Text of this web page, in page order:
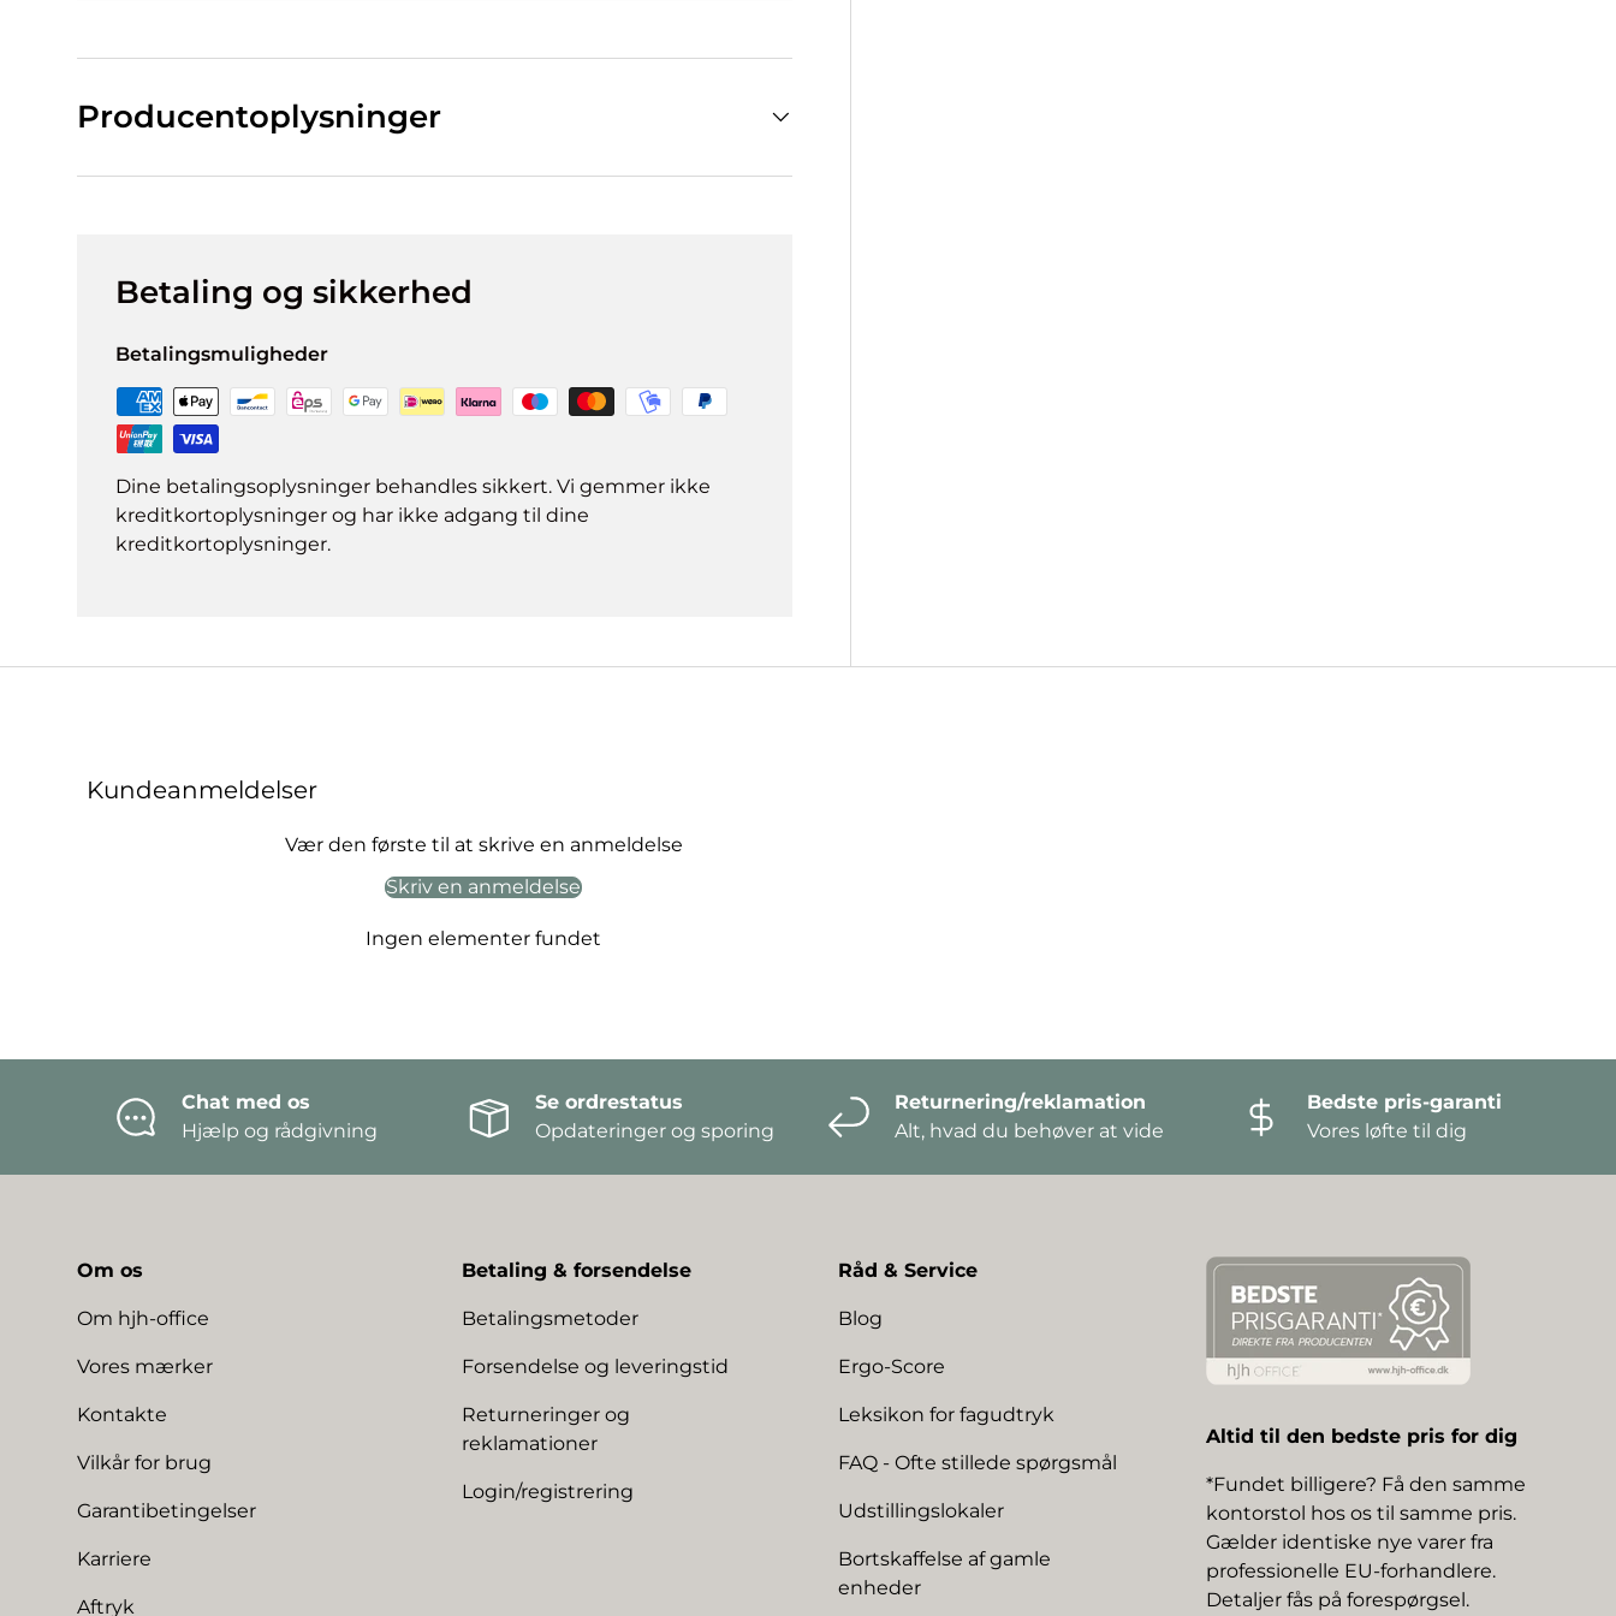
Producentoplysninger
Betaling og sikkerhed
Betalingsmuligheder
Dine betalingsoplysninger behandles sikkert. Vi gemmer ikke
kreditkortoplysninger og har ikke adgang til dine
kreditkortoplysninger.
Kundeanmeldelser
Vær den første til at skrive en anmeldelse
Skriv en anmeldelse
Ingen elementer fundet
Chat med os
Hjælp og rådgivning
Se ordrestatus
Opdateringer og sporing
Returnering/reklamation
Alt, hvad du behøver at vide
Bedste pris-garanti
Vores løfte til dig
Om os
Om hjh-office
Vores mærker
Kontakte
Vilkår for brug
Garantibetingelser
Karriere
Aftryk
Betaling & forsendelse
Betalingsmetoder
Forsendelse og leveringstid
Returneringer og
reklamationer
Login/registrering
Råd & Service
Blog
Ergo-Score
Leksikon for fagudtryk
FAQ - Ofte stillede spørgsmål
Udstillingslokaler
Bortskaffelse af gamle
enheder
Altid til den bedste pris for dig
*Fundet billigere? Få den samme
kontorstol hos os til samme pris.
Gælder identiske nye varer fra
professionelle EU-forhandlere.
Detaljer fås på forespørgsel.